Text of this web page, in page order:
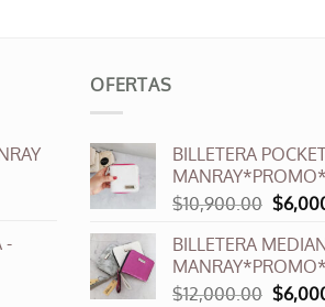
-
OFERTAS
BILLETERA
MANRAY*PROMO*
$10,900.00 El
era:
$
BILLETERA
MANRAY*PROMO*
$12,000.00 El
$